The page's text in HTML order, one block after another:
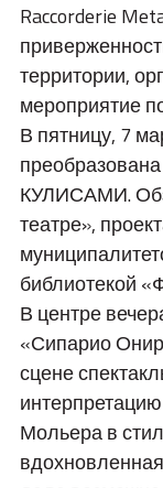
КОНТАКТЫ
СКАЧАТЬ
Raccorderie
территории,
мероприятие
В пятницу, 7
КУЛИСАМИ.
театре»,
библиотекой
В центре
«Сипарио
сцене
Мольера в